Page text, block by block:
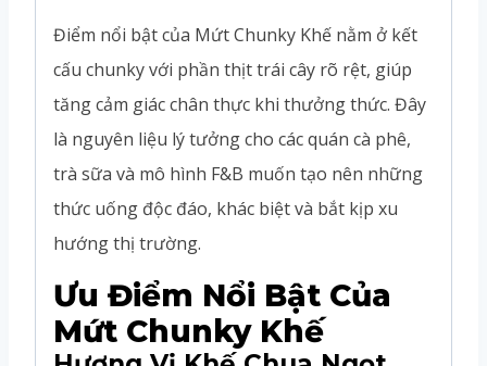
Điểm nổi bật của Mứt Chunky Khế nằm ở kết
cấu chunky với phần thịt trái cây rõ rệt, giúp
tăng cảm giác chân thực khi thưởng thức. Đây
là nguyên liệu lý tưởng cho các quán cà phê,
trà sữa và mô hình F&B muốn tạo nên những
thức uống độc đáo, khác biệt và bắt kịp xu
hướng thị trường.
Ưu Điểm Nổi Bật Của
Mứt Chunky Khế